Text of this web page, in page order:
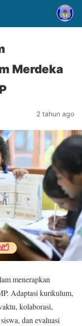
Merdeka
2 tahun ago
menerapkan
Adaptasi kurikulum,
kolaborasi,
dan evaluasi